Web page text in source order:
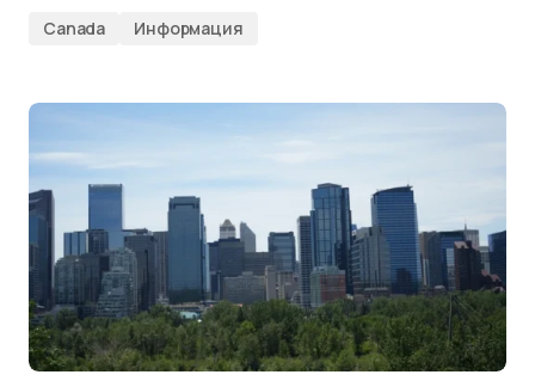
Canada Информация